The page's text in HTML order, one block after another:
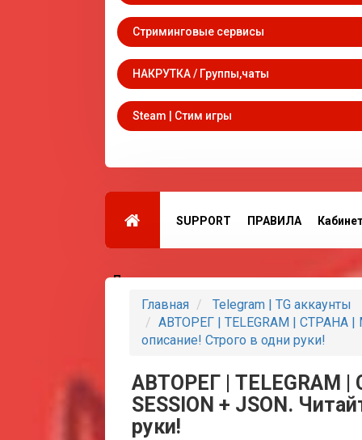
Стриминговые сервисы
НАКРУТКА / Группы,чаты
Steam | Стим игры
SUPPORT ПРАВИЛА
Партнеры
Главная
Telegram | TG аккаунты
АВТОРЕГ | TELEGRAM | СТРАНА |
описание! Строго в одни руки!
АВТОРЕГ | TELEGRAM
SESSION + JSON.
руки!